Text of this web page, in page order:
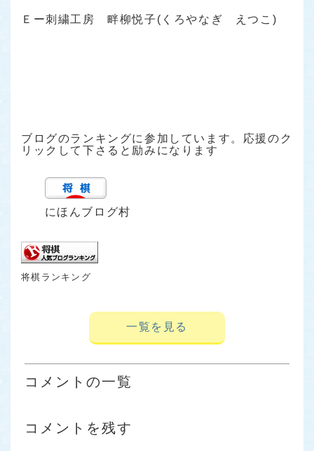
Ｅー刺繍工房 畔柳悦子(くろやなぎ えつこ)
ブログのランキングに参加しています。応援のク
リックして下さると励みになります
にほんブログ村
将棋ランキング
一覧を見る
コメントの一覧
コメントを残す